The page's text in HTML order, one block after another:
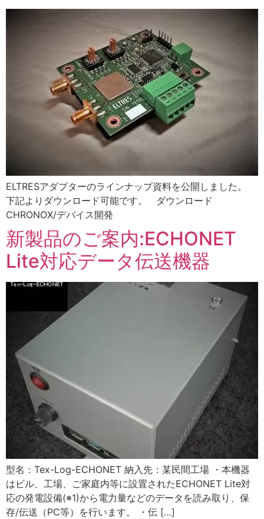
ELTRESアダプターのラインナップ資料を公開しました。
下記よりダウンロード可能です。 ダウンロード
CHRONOX/デバイス開発
新製品のご案内:ECHONET
Lite対応データ伝送機器
型名：Tex-Log-ECHONET 納入先：某民間工場 ・本機器
はビル、工場、ご家庭内等に設置されたECHONET Lite対
応の発電設備(※1)から電力量などのデータを読み取り、保
存/伝送（PC等）を行います。 ・伝 […]